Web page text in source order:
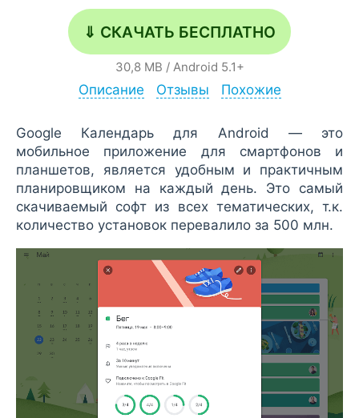
⇓ СКАЧАТЬ БЕСПЛАТНО
30,8 MB / Android 5.1+
Описание Отзывы Похожие
Google Календарь для Android — это
мобильное приложение для смартфонов и
планшетов, является удобным и практичным
планировщиком на каждый день. Это самый
скачиваемый софт из всех тематических, т.к.
количество установок перевалило за 500 млн.